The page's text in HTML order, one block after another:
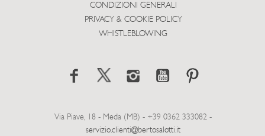
CONDIZIONI GENERALI
PRIVACY & COOKIE POLICY
WHISTLEBLOWING
Via Piave, 18 - Meda (MB) - +39 0362 333082 -
servizio.clienti@bertosalotti.it